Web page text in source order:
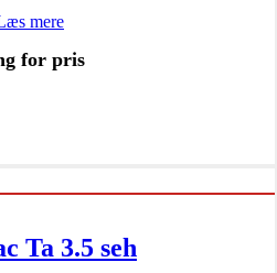
mere
for pris
Ta 3.5 seh